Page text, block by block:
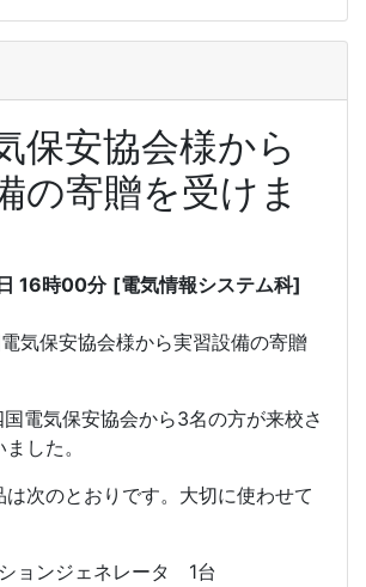
保安協会様から
の寄贈を受けま
16時00分 [電気情報システム科]
気保安協会様から実習設備の寄贈
国電気保安協会から3名の方が来校さ
した。
次のとおりです。大切に使わせて
ョンジェネレータ 1台